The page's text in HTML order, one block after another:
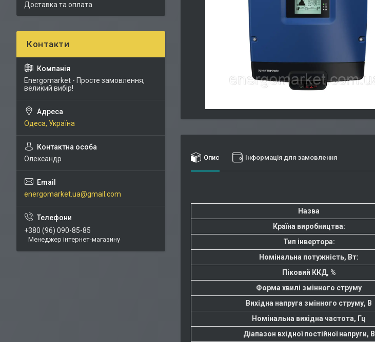
Опис Інформація для замовлення
Назва
Країна виробництва:
Тип інвертора:
Номінальна потужність, Вт:
Піковий ККД, %
Форма хвилі змінного струму
Вихідна напруга змінного струму, В
Номінальна вихідна частота, Гц
Діапазон вхідної постійної напруги, В
Доставка та оплата
Energomarket - Просте замовлення,
великий вибір!
Одеса, Україна
Олександр
energomarket.ua@gmail.com
+380 (96) 090-85-85
Менеджер інтернет-магазину